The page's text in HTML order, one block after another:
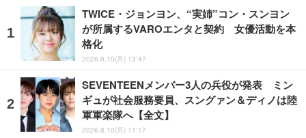
TWICE・ジョンヨン、“実姉”コン・スンヨン
が所属するVAROエンタと契約 女優活動を本
格化
2026.8.10(月) 13:47
SEVENTEENメンバー3人の兵役が発表 ミン
ギュが社会服務要員、スングァン＆ディノは陸
軍軍楽隊へ【全文】
2026.8.10(月) 11:17